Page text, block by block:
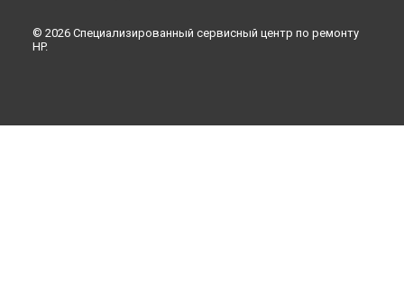
© 2026 Специализированный сервисный центр по ремонту
HP.